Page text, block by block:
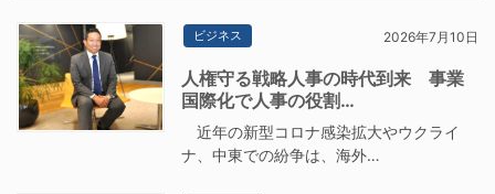
ビジネス 2026年7月10日
人権守る戦略人事の時代到来 事業
国際化で人事の役割…
近年の新型コロナ感染拡大やウクライ
ナ、中東での紛争は、海外…